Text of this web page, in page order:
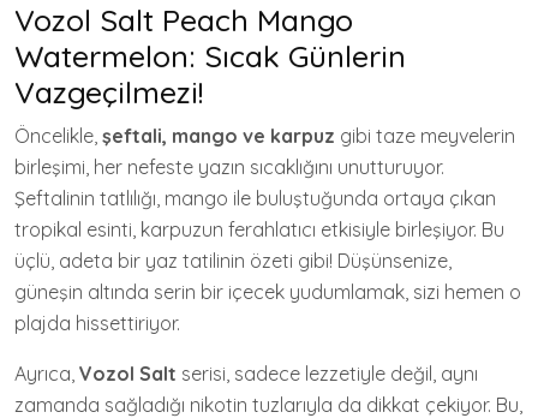
Vozol Salt Peach Mango
Watermelon: Sıcak Günlerin
Vazgeçilmezi!
Öncelikle, şeftali, mango ve karpuz gibi taze meyvelerin
birleşimi, her nefeste yazın sıcaklığını unutturuyor.
Şeftalinin tatlılığı, mango ile buluştuğunda ortaya çıkan
tropikal esinti, karpuzun ferahlatıcı etkisiyle birleşiyor. Bu
üçlü, adeta bir yaz tatilinin özeti gibi! Düşünsenize,
güneşin altında serin bir içecek yudumlamak, sizi hemen o
plajda hissettiriyor.
Ayrıca, Vozol Salt serisi, sadece lezzetiyle değil, aynı
zamanda sağladığı nikotin tuzlarıyla da dikkat çekiyor. Bu,